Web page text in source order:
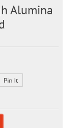
Alumina